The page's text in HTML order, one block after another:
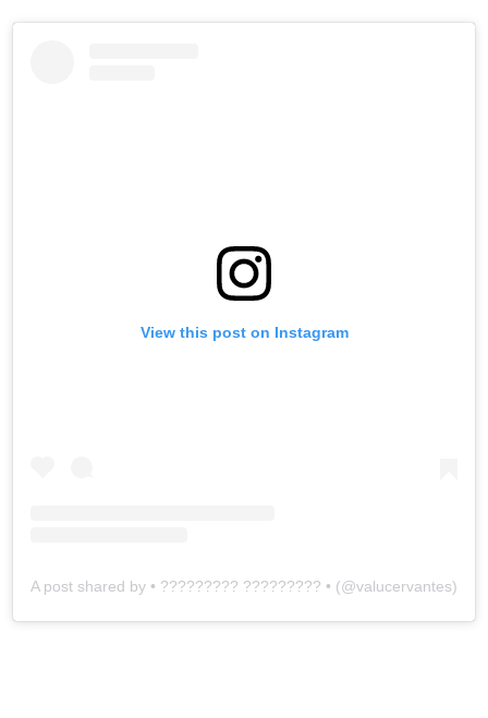
View this post on Instagram
A post shared by • ????????? ????????? • (@valucervantes)